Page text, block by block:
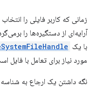
زمانی که کاربر فایلی را
آرایه‌ای از دستگیره‌ها را
با یک
مورد نیاز برای تعامل با فایل
نگه داشتن یک ارجاع به شناسه